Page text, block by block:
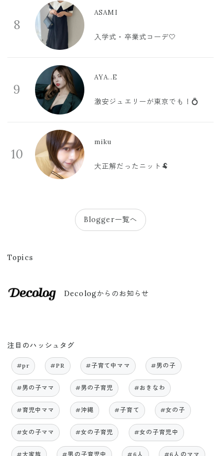
8
ASAMI
入学式・卒業式コーデ🤍
9
AYA..E
激安ジュエリーが東京でも！💍
10
miku
大正解だったニット🐏
Blogger一覧へ
Topics
Decologからのお知らせ
注目のハッシュタグ
#pr #PR #子育て中ママ #男の子
#男の子ママ #男の子育児 #おきなわ
#育児中ママ #沖縄 #子育て #女の子
#女の子ママ #女の子育児 #女の子育児中
#大家族 #男の子育児中 #6人 #6人のママ